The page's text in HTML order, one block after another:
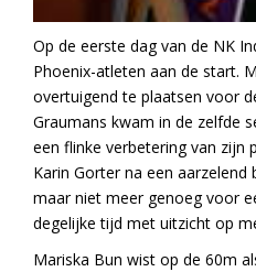
Op de eerste dag van de NK
Phoenix-atleten aan de start.
overtuigend te plaatsen voor
Graumans kwam in de zelfde
een flinke verbetering van zijn
Karin Gorter na een
maar niet meer genoeg voor
degelijke tijd met uitzicht op
Mariska Bun wist op de 60m